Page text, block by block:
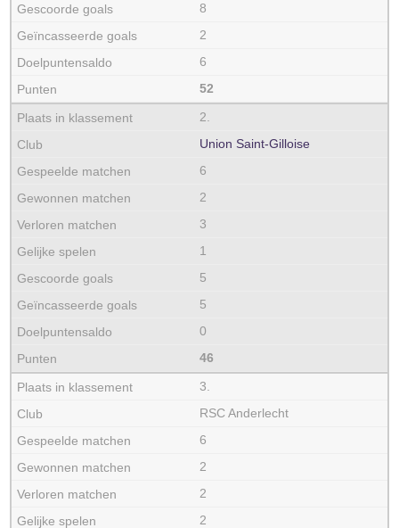
8
2
6
52
2.
Union Saint-Gilloise
6
2
3
1
5
5
0
46
3.
RSC Anderlecht
6
2
2
2